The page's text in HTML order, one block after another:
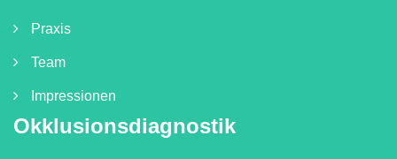
Praxis
Team
Impressionen
Okklusionsdiagnostik